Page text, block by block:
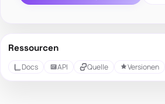
Ressourcen
Docs API Quelle Versionen